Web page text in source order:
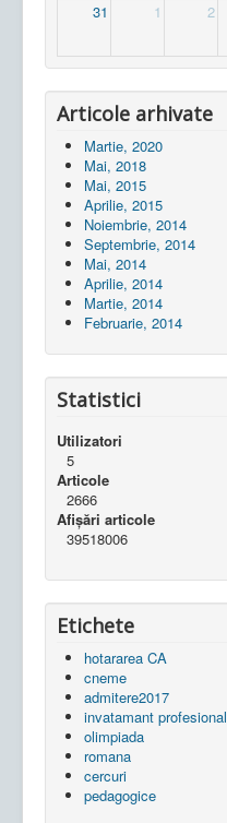
31 1 2
Articole arhivate
Martie, 2020
Mai, 2018
Mai, 2015
Aprilie, 2015
Noiembrie, 2014
Septembrie, 2014
Mai, 2014
Aprilie, 2014
Martie, 2014
Februarie, 2014
Statistici
Utilizatori
5
Articole
2666
Afișări articole
39518006
Etichete
hotararea CA
cneme
admitere2017
invatamant profesional
olimpiada
romana
cercuri
pedagogice